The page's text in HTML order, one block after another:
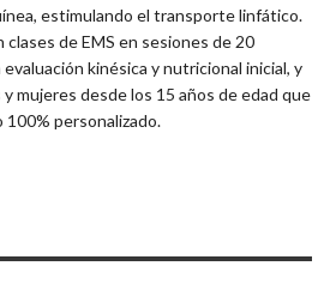
estimulando el transporte linfático.
clases de EMS en sesiones de 20
kinésica y nutricional inicial, y
mujeres desde los 15 años de edad que
personalizado.